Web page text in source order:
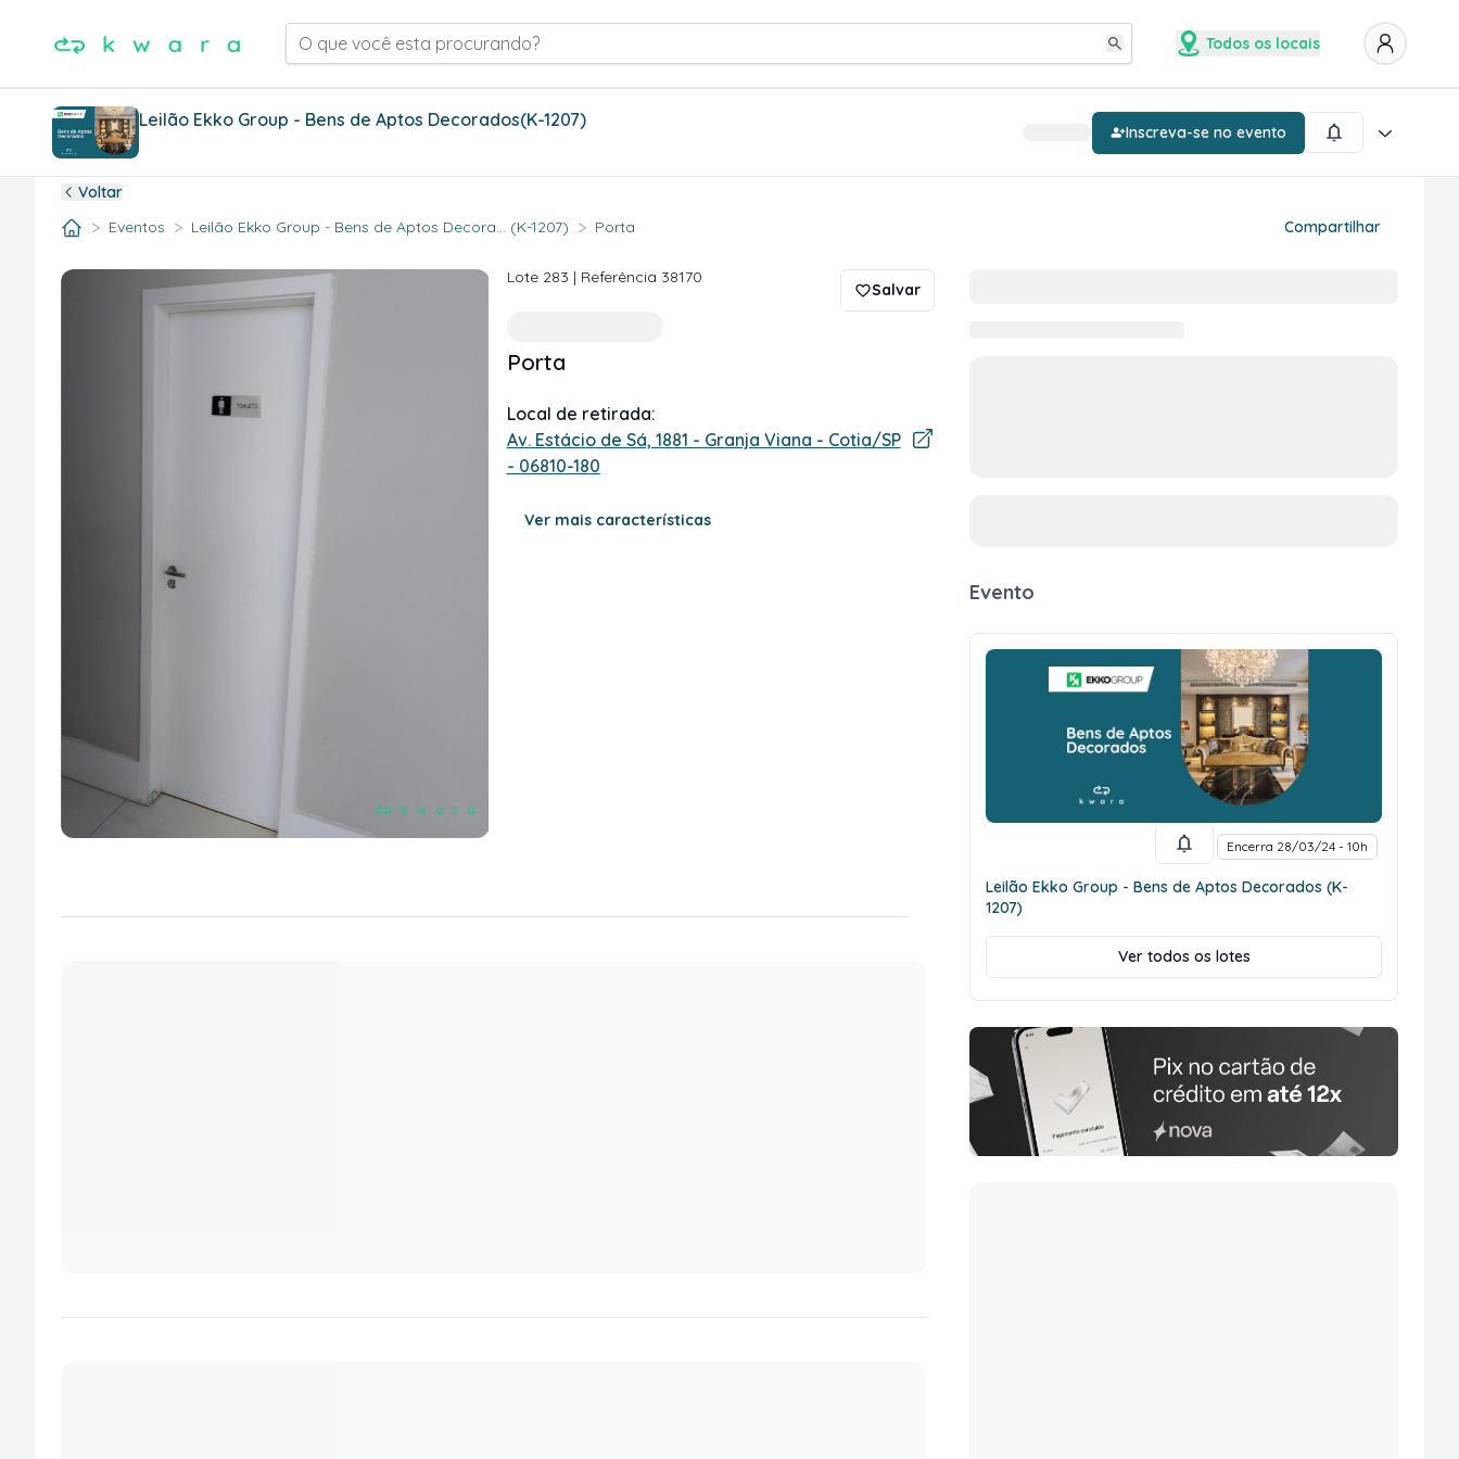
O que você esta procurando? Todos os locais
Leilão Ekko Group - Bens de Aptos Decorados(K-1207)
Inscreva-se no evento
Voltar
> Eventos > Leilão Ekko Group - Bens de Aptos Decora... (K-1207) > Porta Compartilhar
Lote 283 | Referência 38170
Salvar
Porta
Local de retirada:
Av. Estácio de Sá, 1881 - Granja Viana - Cotia/SP
- 06810-180
Ver mais características
Evento
Encerra 28/03/24 - 10h
Leilão Ekko Group - Bens de Aptos Decorados (K-
1207)
Ver todos os lotes